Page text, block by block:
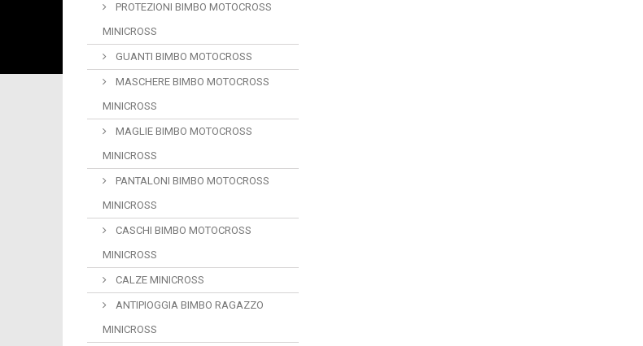
PROTEZIONI BIMBO MOTOCROSS
MINICROSS
GUANTI BIMBO MOTOCROSS
MASCHERE BIMBO MOTOCROSS
MINICROSS
MAGLIE BIMBO MOTOCROSS
MINICROSS
PANTALONI BIMBO MOTOCROSS
MINICROSS
CASCHI BIMBO MOTOCROSS
MINICROSS
CALZE MINICROSS
ANTIPIOGGIA BIMBO RAGAZZO
MINICROSS